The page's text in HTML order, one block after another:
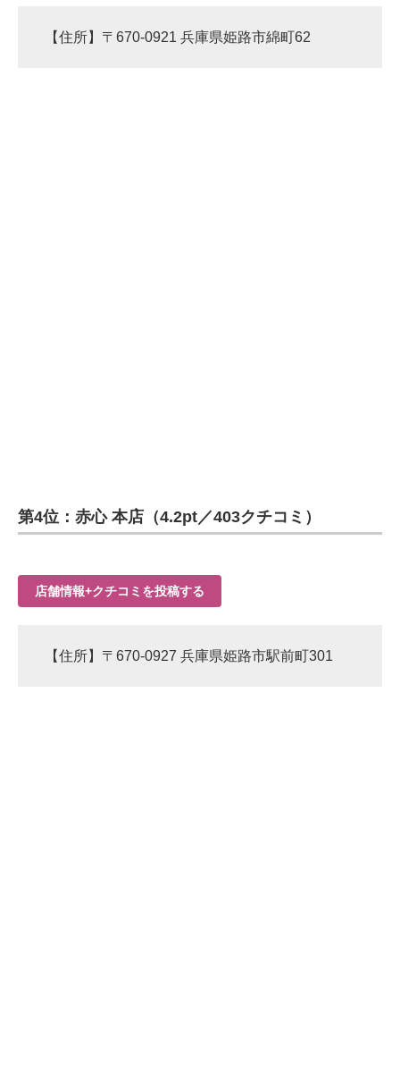
【住所】〒670-0921 兵庫県姫路市綿町62
第4位：赤心 本店（4.2pt／403クチコミ）
店舗情報+クチコミを投稿する
【住所】〒670-0927 兵庫県姫路市駅前町301